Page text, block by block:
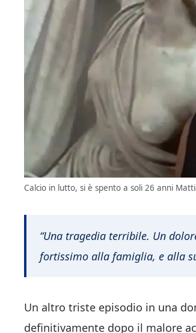
Calcio in lutto, si è spento a soli 26 anni
“Una tragedia terribile. Un
fortissimo alla famiglia, e alla
Un altro triste episodio in una
definitivamente dopo il malore